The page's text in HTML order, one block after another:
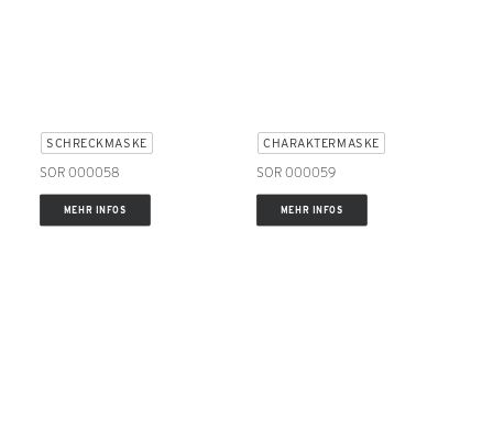
SCHRECKMASKE
SOR 000058
MEHR INFOS
CHARAKTERMASKE
SOR 000059
MEHR INFOS